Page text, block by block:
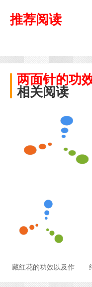
推荐阅读
两面针的功
相关阅读
藏红花的功效以及作